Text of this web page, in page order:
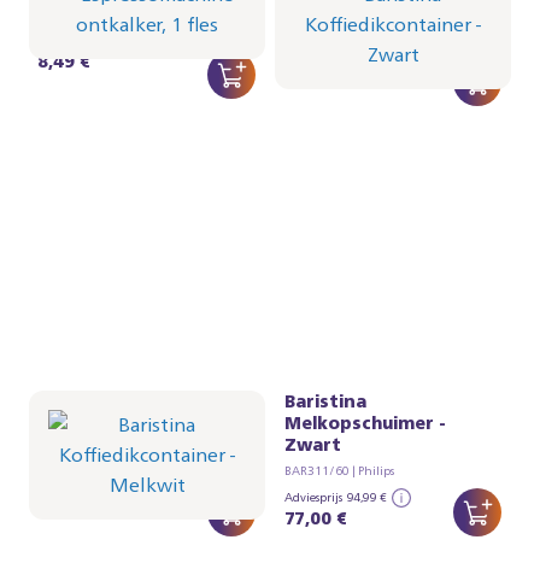
CA6700/10 | Philips
8,49 €
Zwart
Koffiedikcontainer -
Melkwit
Baristina
Melkopschuimer -
Zwart
BAR311/60 | Philips
Adviesprijs 94,99 €
77,00 €